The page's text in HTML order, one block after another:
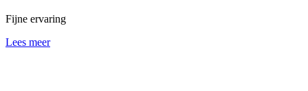
Fijne ervaring
Lees meer